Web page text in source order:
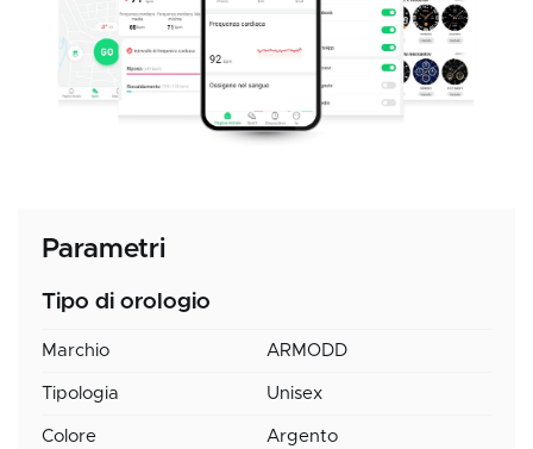
Parametri
Tipo di orologio
Marchio ARMODD
Tipologia Unisex
Colore Argento